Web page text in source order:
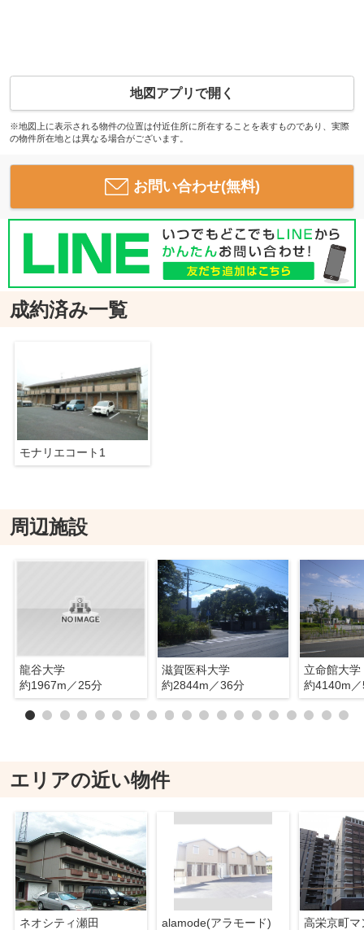
地図アプリで開く
※地図上に表示される物件の位置は付近住所に所在することを表すものであり、実際
の物件所在地とは異なる場合がございます。
お問い合わせ(無料)
成約済み一覧
モナリエコート1
周辺施設
龍谷大学
約1967m／25分
滋賀医科大学
約2844m／36分
約4140m
エリアの近い物件
ネオシティ瀬田
alamode(アラモード)
高栄京町マ